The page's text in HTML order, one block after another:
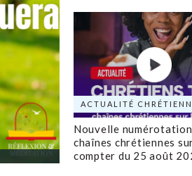
ACTUALITÉ
Nouvelle
chaînes chrétiennes
compter du 25 août